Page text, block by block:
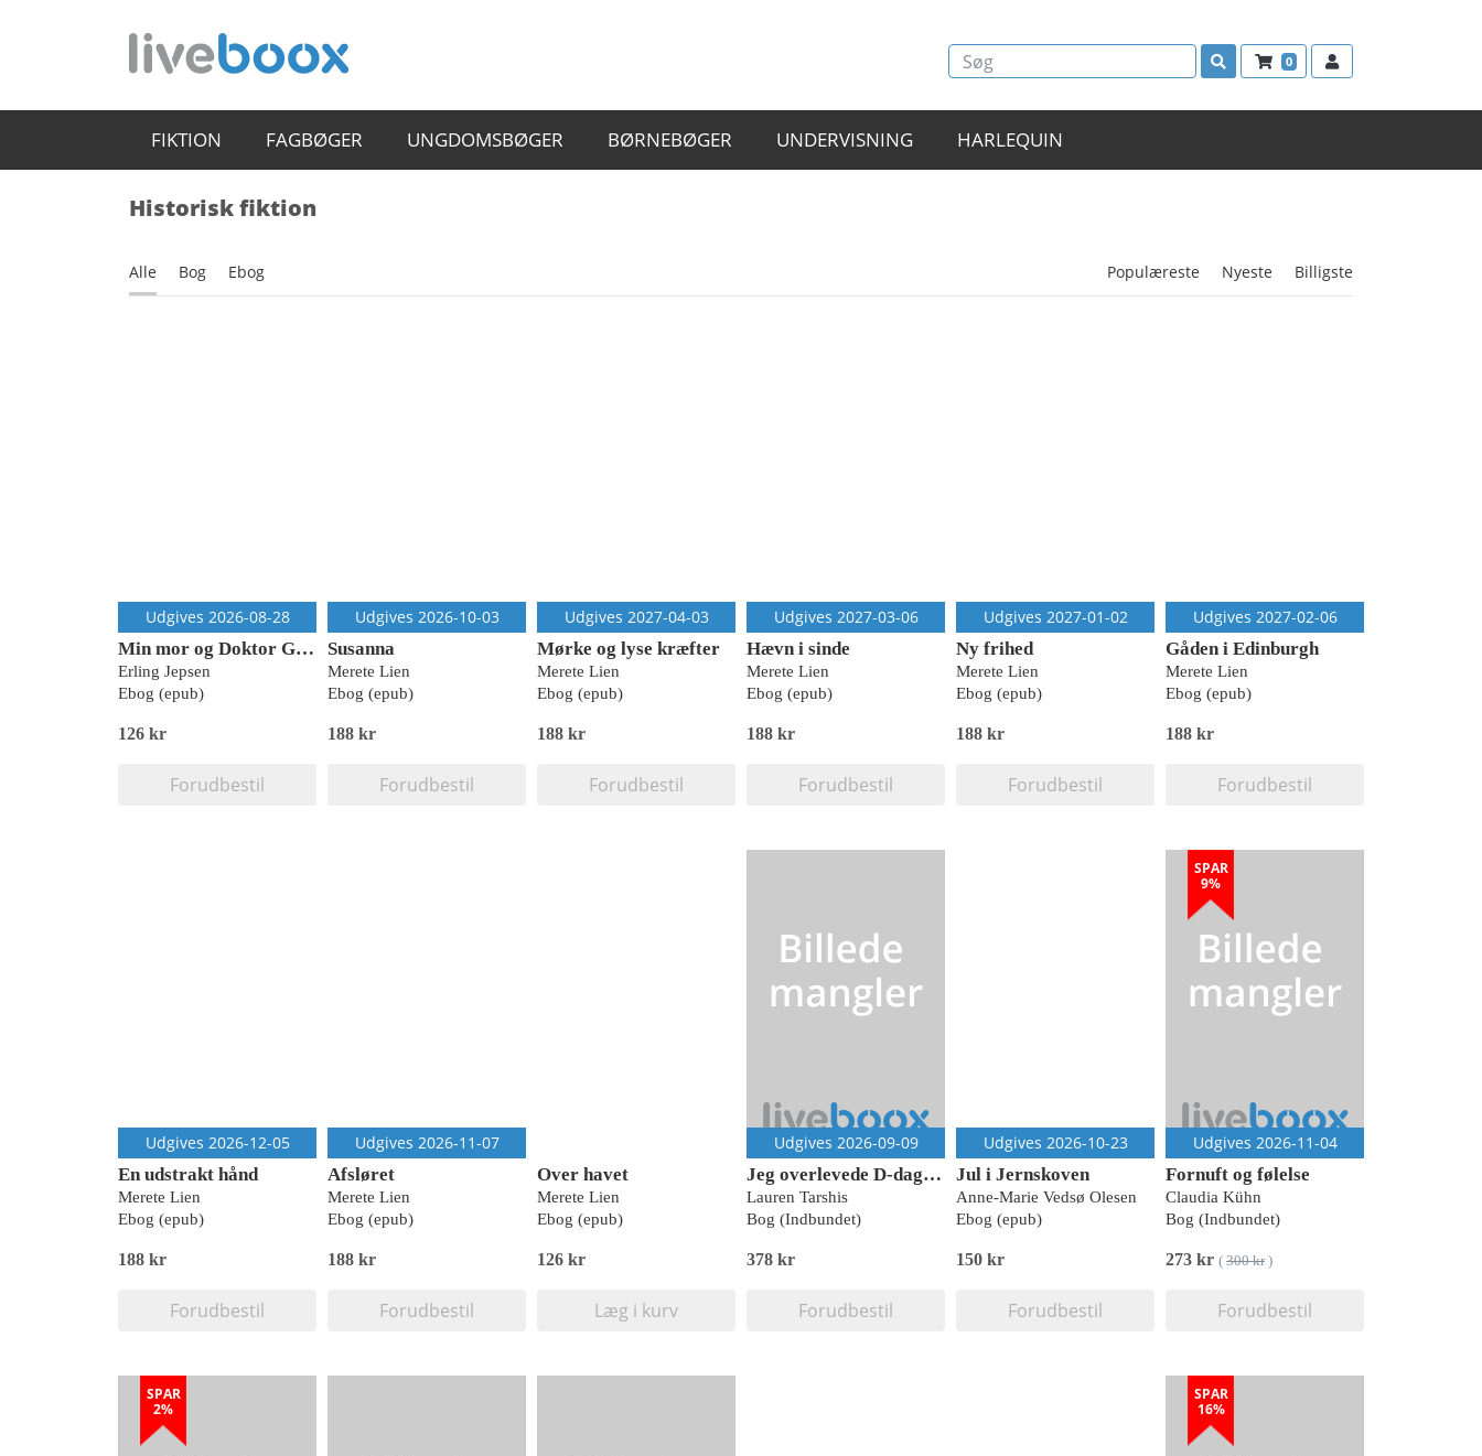
0
FIKTION FAGBØGER UNGDOMSBØGER BØRNEBØGER UNDERVISNING HARLEQUIN
Historisk fiktion
Alle Bog Ebog Populæreste Nyeste Billigste
Udgives 2026-08-28
Min mor og Doktor Goebbels
Erling Jepsen
Ebog (epub)
126 kr
Forudbestil
Udgives 2026-10-03
Susanna
Merete Lien
Ebog (epub)
188 kr
Forudbestil
Udgives 2027-04-03
Mørke og lyse kræfter
Merete Lien
Ebog (epub)
188 kr
Forudbestil
Udgives 2027-03-06
Hævn i sinde
Merete Lien
Ebog (epub)
188 kr
Forudbestil
Udgives 2027-01-02
Ny frihed
Merete Lien
Ebog (epub)
188 kr
Forudbestil
Udgives 2027-02-06
Gåden i Edinburgh
Merete Lien
Ebog (epub)
188 kr
Forudbestil
Udgives 2026-12-05
En udstrakt hånd
Merete Lien
Ebog (epub)
188 kr
Forudbestil
Udgives 2026-11-07
Afsløret
Merete Lien
Ebog (epub)
188 kr
Forudbestil
Over havet
Merete Lien
Ebog (epub)
126 kr
Læg i kurv
Udgives 2026-09-09
Jeg overlevede D-dag i 1944
Lauren Tarshis
Bog (Indbundet)
378 kr
Forudbestil
Udgives 2026-10-23
Jul i Jernskoven
Anne-Marie Vedsø Olesen
Ebog (epub)
150 kr
Forudbestil
SPAR
9%
Udgives 2026-11-04
Fornuft og følelse
Claudia Kühn
Bog (Indbundet)
273 kr ( 300 kr)
Forudbestil
SPAR
2%
SPAR
16%